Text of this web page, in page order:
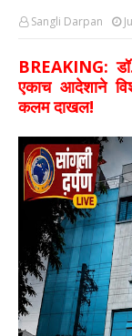
Sangli Darpan
BREAKING:
एकाच आदेशाने
कलम दाखल!